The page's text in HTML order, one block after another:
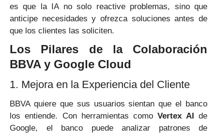
es que la IA no solo reactive problemas, sino que
anticipe necesidades y ofrezca soluciones antes de
que los clientes las soliciten.
Los Pilares de la Colaboración
BBVA y Google Cloud
1. Mejora en la Experiencia del Cliente
BBVA quiere que sus usuarios sientan que el banco
los entiende. Con herramientas comoVertex AI
de
Google, el banco puede analizar patrones de